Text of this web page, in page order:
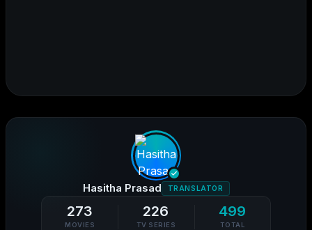
Hasitha Prasad TRANSLATOR
273
MOVIES
226
TV SERIES
499
TOTAL